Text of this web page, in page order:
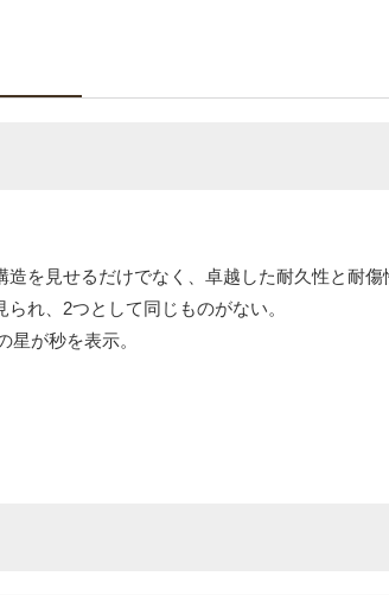
を見せるだけでなく、卓越した耐久性と耐傷
れ、2つとして同じものがない。
星が秒を表示。